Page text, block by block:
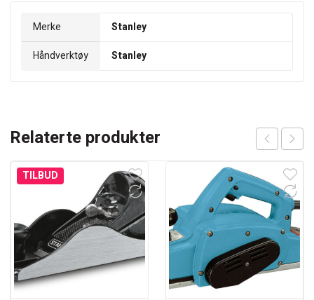
Merke
Stanley
Håndverktøy
Stanley
Relaterte produkter
TILBUD